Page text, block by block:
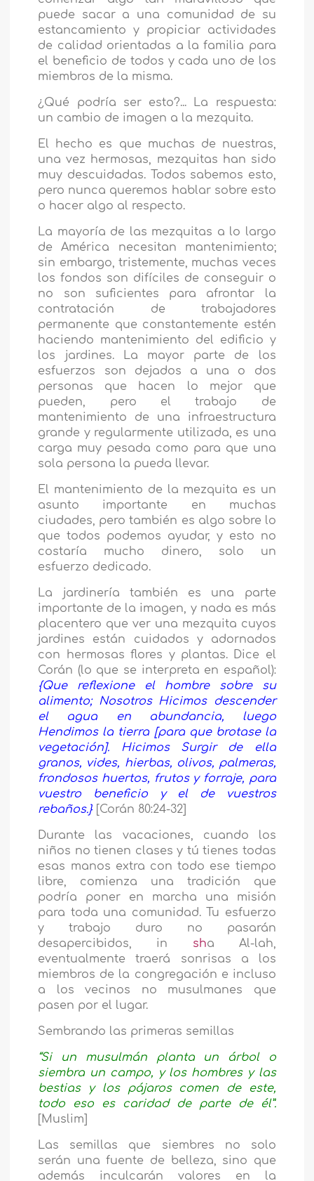
puede sacar a una comunidad de su
estancamiento y propiciar actividades
de calidad orientadas a la familia para
el beneficio de todos y cada uno de los
miembros de la misma.
¿Qué podría ser esto?... La respuesta:
un cambio de imagen a la mezquita.
El hecho es que muchas de nuestras,
una vez hermosas, mezquitas han sido
muy descuidadas. Todos sabemos esto,
pero nunca queremos hablar sobre esto
o hacer algo al respecto.
La mayoría de las mezquitas a lo largo
de América necesitan mantenimiento;
sin embargo, tristemente, muchas veces
los fondos son difíciles de conseguir o
no son suficientes para afrontar la
contratación de trabajadores
permanente que constantemente estén
haciendo mantenimiento del edificio y
los jardines. La mayor parte de los
esfuerzos son dejados a una o dos
personas que hacen lo mejor que
pueden, pero el trabajo de
mantenimiento de una infraestructura
grande y regularmente utilizada, es una
carga muy pesada como para que una
sola persona la pueda llevar.
El mantenimiento de la mezquita es un
asunto importante en muchas
ciudades, pero también es algo sobre lo
que todos podemos ayudar, y esto no
costaría mucho dinero, solo un
esfuerzo dedicado.
La jardinería también es una parte
importante de la imagen, y nada es más
placentero que ver una mezquita cuyos
jardines están cuidados y adornados
con hermosas flores y plantas. Dice el
Corán (lo que se interpreta en español):
{Que reflexione el hombre sobre su
alimento; Nosotros Hicimos descender
el agua en abundancia, luego
Hendimos la tierra [para que brotase la
vegetación]. Hicimos Surgir de ella
granos, vides, hierbas, olivos, palmeras,
frondosos huertos, frutos y forraje, para
vuestro beneficio y el de vuestros
rebaños.}[Corán 80:24-32]
Durante las vacaciones, cuando los
niños no tienen clases y tú tienes todas
esas manos extra con todo ese tiempo
libre, comienza una tradición que
podría poner en marcha una misión
para toda una comunidad. Tu esfuerzo
y trabajo duro no pasarán
desapercibidos, in sha Al-lah,
eventualmente traerá sonrisas a los
miembros de la congregación e incluso
a los vecinos no musulmanes que
pasen por el lugar.
Sembrando las primeras semillas
“Si un musulmán planta un árbol o
siembra un campo, y los hombres y las
bestias y los pájaros comen de este,
todo eso es caridad de parte de él”.
[Muslim]
Las semillas que siembres no solo
serán una fuente de belleza, sino que
además inculcarán valores en la